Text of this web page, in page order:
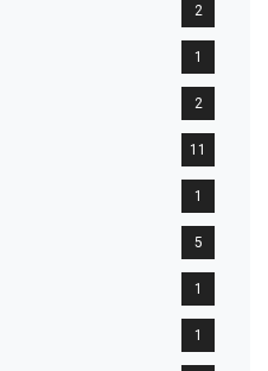
2
1
2
11
1
5
1
1